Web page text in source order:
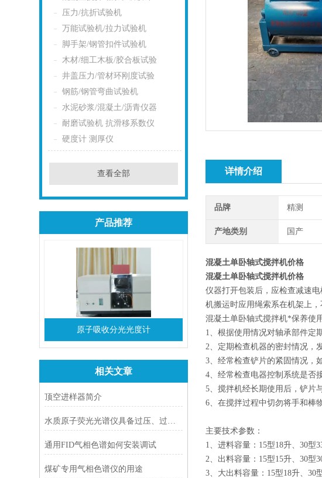
压力/抗折试验机
万能试验机/拉力试验机
脚手架/钢管扣件试验机
木材/细工木板/胶合板试验
井盖压力/管材环刚度试验
钢筋/钢管弯曲试验机
水泥砂浆/混凝土/沥青仪器
耐磨试验机 抗滑移系数仪
硬度计 测厚仪
查看全部
产品推荐
原子吸收分光光度计
相关文章
顶空进样器简介
水质原子荧光光谱仪具备过压、过流保护机制
通用FID气相色谱如何安装调试
煤矿专用气相色谱仪的用途
详情介绍
品牌 精测
产地类别 国产
混凝土单卧轴式搅拌机价格
混凝土单卧轴式搅拌机价格
仪器打开包装后，应检查减速
机搬运时应用绳索系在机架上
混凝土单卧轴式搅拌机*保养使
1、根据使用情况对轴承部件定
2、定期检查机器的密封情况，
3、经常检查铲片的紧固情况，
4、经常检查电器控制系统是否
5、搅拌机经长期使用后，铲片
6、在搅拌过程中切勿将手和棒
主要技术参数：
1、进料容量：15型18升、30型
2、出料容量：15型15升、30型
3、大出料容量：15型18升、30